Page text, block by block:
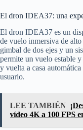
El dron IDEA37: una
El dron IDEA37 es un
de vuelo inmersiva de
gimbal de dos ejes y un
permite un vuelo estable
y vuelta a casa
usuario.
LEE TAMBIÉN
vídeo 4K a 100 FPS